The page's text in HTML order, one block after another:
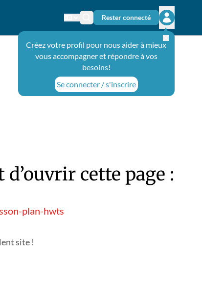
Changer de langue
Icône de recherche
Rester connecté
Ouvrir le
Créez votre profil pour nous aider à mieux
vous accompagner et répondre à vos
besoins!
Se connecter / s'inscrire
cette page :
plan-hwts
site !